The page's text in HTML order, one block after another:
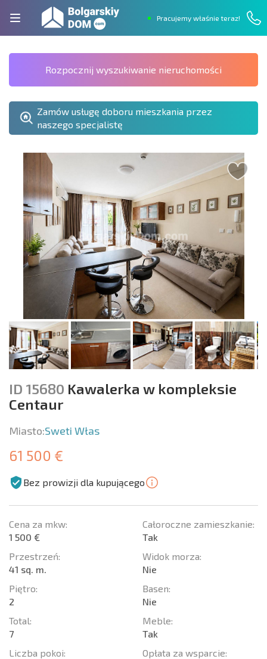
Pracujemy właśnie teraz!
Rozpocznij wyszukiwanie nieruchomości
Zamów usługę doboru mieszkania przez
naszego specjalistę
ID 15680 Kawalerka w kompleksie
Centaur
Miasto:Sweti Włas
61 500 €
Bez prowizji dla kupującego
Cena za mkw:
1 500 €
Przestrzeń:
41 sq. m.
Piętro:
2
Total:
7
Liczba pokoi:
Całoroczne zamieszkanie:
Tak
Widok morza:
Nie
Basen:
Nie
Meble:
Tak
Opłata za wsparcie: